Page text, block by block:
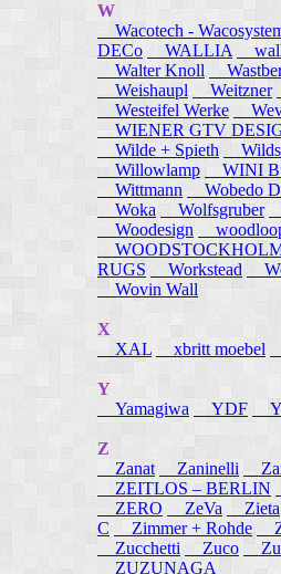
W
Wacotech -
DECo
WALLIA
Walter Knoll
Weishaupl
Weitzner
Westeifel Werke
WIENER GTV
Wilde + Spieth
Willowlamp
WINI
Wittmann
Wobedo
Woka
Wolfsgruber
Woodesign
RUGS
Workstead
Wovin Wall
X
XAL
xbritt moebel
Y
Yamagiwa
YDF
Z
Zanat
Zaninelli
ZEITLOS – BERLIN
ZERO
ZeVa Zieta
C
Zimmer + Rohde
Zucchetti
Zuco
ZUZUNAGA